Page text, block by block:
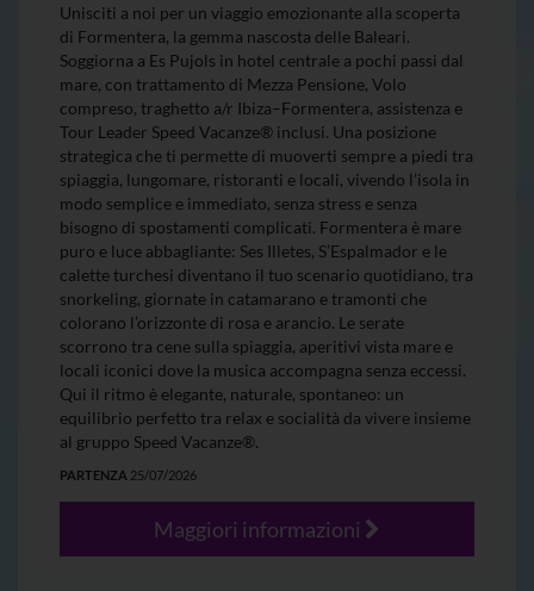
Unisciti a noi per un viaggio emozionante alla scoperta
di Formentera, la gemma nascosta delle Baleari.
Soggiorna a Es Pujols in hotel centrale a pochi passi dal
mare, con trattamento di Mezza Pensione, Volo
compreso, traghetto a/r Ibiza–Formentera, assistenza e
Tour Leader Speed Vacanze® inclusi. Una posizione
strategica che ti permette di muoverti sempre a piedi tra
spiaggia, lungomare, ristoranti e locali, vivendo l’isola in
modo semplice e immediato, senza stress e senza
bisogno di spostamenti complicati. Formentera è mare
puro e luce abbagliante: Ses Illetes, S’Espalmador e le
calette turchesi diventano il tuo scenario quotidiano, tra
snorkeling, giornate in catamarano e tramonti che
colorano l’orizzonte di rosa e arancio. Le serate
scorrono tra cene sulla spiaggia, aperitivi vista mare e
locali iconici dove la musica accompagna senza eccessi.
Qui il ritmo è elegante, naturale, spontaneo: un
equilibrio perfetto tra relax e socialità da vivere insieme
al gruppo Speed Vacanze®.
PARTENZA 25/07/2026
Maggiori informazioni